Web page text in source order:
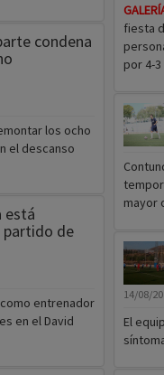
condena
los ocho
el descanso
está
partido de
entrenador
en el David
fiesta
por 4-
mayor
14/08/
El